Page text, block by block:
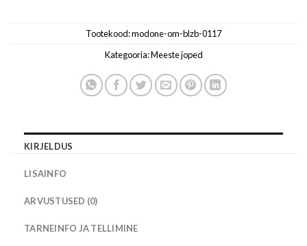
Tootekood:modone-om-blzb-0117
Kategooria:Meeste joped
KIRJELDUS
LISAINFO
ARVUSTUSED (0)
TARNEINFO JA TELLIMINE